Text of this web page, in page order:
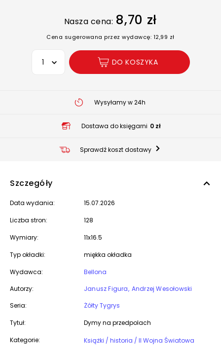
Nasza cena: 8,70 zł
Cena sugerowana przez wydawcę: 12,99 zł
Wybierz opcję
DO KOSZYKA
Wysyłamy w 24h
Dostawa do księgarni 0 zł
Sprawdź koszt dostawy
Szczegóły
Data wydania: 15.07.2026
Liczba stron: 128
Wymiary: 11x16.5
Typ okładki: miękka okładka
Wydawca:
Bellona
Autorzy:
Janusz Figura Andrzej Wesołowski
Seria:
Żółty Tygrys
Tytuł: Dymy na przedpolach
Kategorie: Książki / historia / II Wojna Światowa